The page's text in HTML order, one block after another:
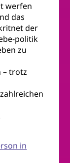
werfen
das
der
politik
zu
– trotz
in